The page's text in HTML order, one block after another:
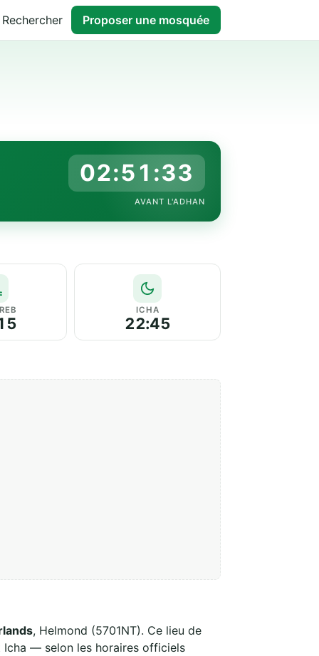
Rechercher Proposer une mosquée
02:51:32
AVANT L'ADHAN
ICHA
22:45
, Helmond (5701NT). Ce lieu de
Icha — selon les horaires officiels